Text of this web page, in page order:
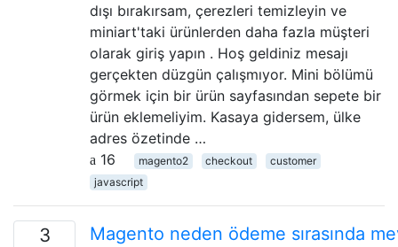
dışı bırakırsam, çerezleri temizleyin ve
miniart'taki ürünlerden daha fazla müşteri
olarak giriş yapın . Hoş geldiniz mesajı
gerçekten düzgün çalışmıyor. Mini bölümü
görmek için bir ürün sayfasından sepete bir
ürün eklemeliyim. Kasaya gidersem, ülke
adres özetinde …
16
magento2 checkout
customer
javascript
3
Magento neden ödeme sırasında